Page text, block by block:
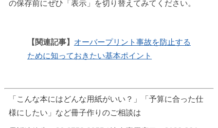
の保存前にぜひ「表示」を切り替えてみてください。
【関連記事】 オーバープリント事故を防止する
ために知っておきたい基本ポイント
「こんな本にはどんな用紙がいい？」「予算に合った仕
様にしたい」など冊子作りのご相談は